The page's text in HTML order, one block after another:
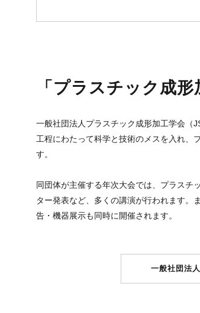
「プラスチック成
一般社団法人プラスチック成形加工学会（
工程にわたって科学と技術のメスを入れ、
す。
同団体が主催する年次大会では、プラスチ
ター発表など、多くの講演が行われます。
告・機器展示も同時に開催されます。
一般社団法